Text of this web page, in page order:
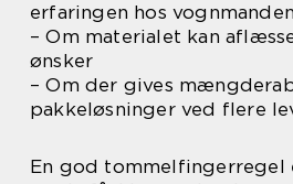
erfaringen hos
– Om materialet kan
ønsker
– Om der gives
pakkeløsninger ved flere
En god tommelfingerregel